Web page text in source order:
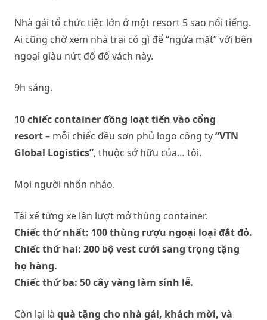
Nhà gái tổ chức tiệc lớn ở một resort 5 sao nổi tiếng.
Ai cũng chờ xem nhà trai có gì để “ngửa mặt” với bên
ngoại giàu nứt đố đổ vách này.
9h sáng.
10 chiếc container đồng loạt tiến vào cổng
resort– mỗi chiếc đều sơn phủ logo công ty“VTN
Global Logistics”, thuộc sở hữu của… tôi.
Mọi người nhốn nháo.
Tài xế từng xe lần lượt mở thùng container.
Chiếc thứ nhất: 100 thùng rượu ngoại loại đắt đỏ.
Chiếc thứ hai: 200 bộ vest cưới sang trọng tặng
họ hàng.
Chiếc thứ ba: 50 cây vàng làm sính lễ.
Còn lại là quà tặng cho nhà gái, khách mời, và